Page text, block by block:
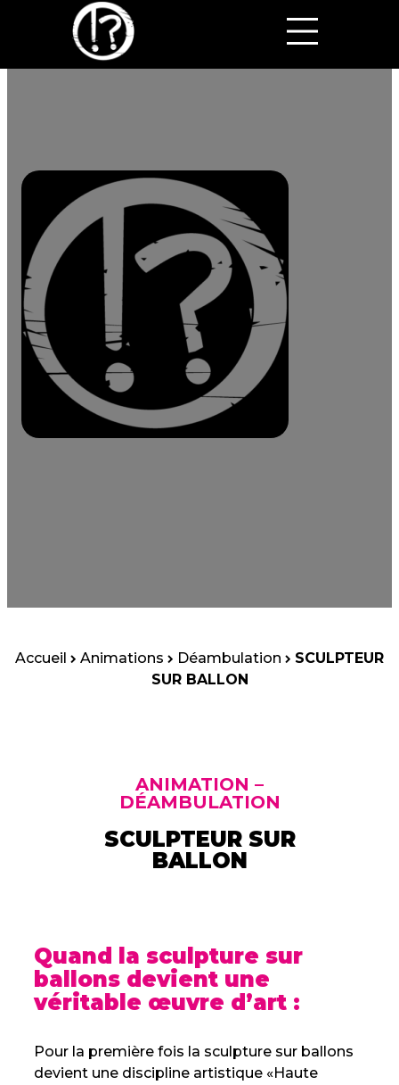
Accueil Animations Déambulation
SCULPTEUR
SUR BALLON
ANIMATION –
DÉAMBULATION
SCULPTEUR SUR
BALLON
Quand la sculpture sur
ballons devient une
véritable œuvre d’art :
Pour la première fois la sculpture sur ballons
devient une discipline artistique «Haute